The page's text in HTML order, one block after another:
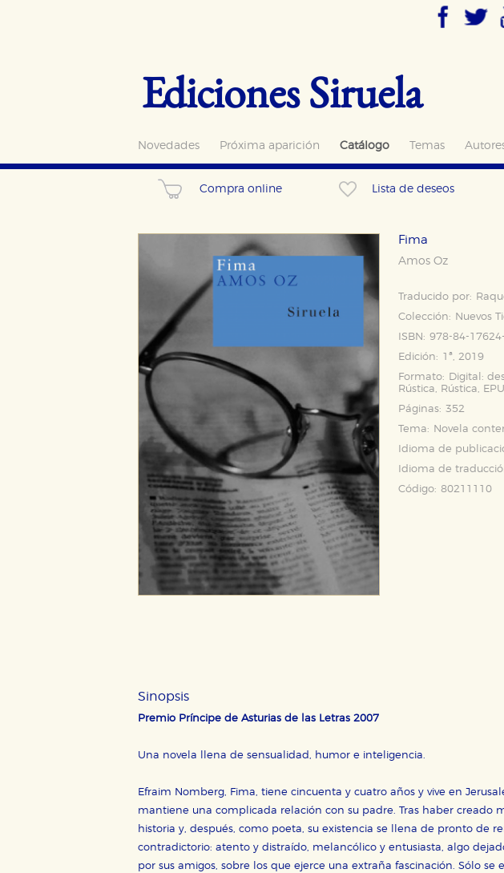
Ediciones Siruela
Novedades Próxima aparición Catálogo Temas
Compra online Lista de deseos
Fima
Amos Oz
Traducido por:
Colección:
Nuevos
ISBN: 978-84-
Edición: 1ª, 2019
Formato:
Digital:
Rústica, Rústica,
Páginas: 352
Tema:
Novela
Idioma de
Idioma de
Código: 80211110
Sinopsis
Premio Príncipe de Asturias de las Letras 2007
Una novela llena de sensualidad, humor e inteligencia.
Efraim Nomberg, Fima, tiene cincuenta y cuatro años y vive en
mantiene una complicada relación con su padre. Tras haber creado
historia y, después, como poeta, su existencia se llena de pronto de
contradictorio: atento y distraído, melancólico y entusiasta, algo
por sus amigos, sobre los que ejerce una extraña fascinación. Sólo